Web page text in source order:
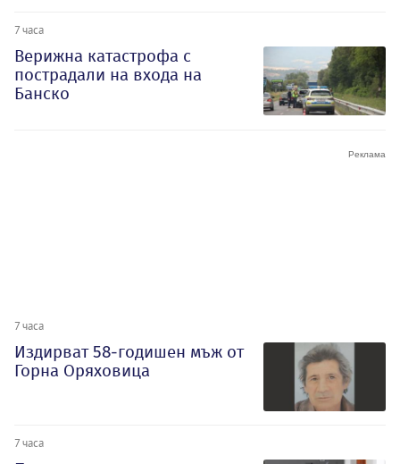
7 часа
Верижна катастрофа с
пострадали на входа на
Банско
7 часа
Издирват 58-годишен мъж от
Горна Оряховица
7 часа